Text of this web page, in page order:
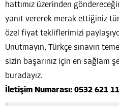
hattımız üzerinden
yanıt vererek merak ettiğiniz
özel fiyat tekliflerimizi
Unutmayın, Türkçe sınavın
sizin başarınız için en sağlam
buradayız.
İletişim Numarası: 0532 621